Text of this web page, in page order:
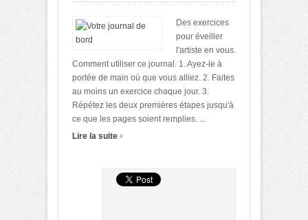
Des exercices
pour éveiller
l'artiste en vous.
Comment utiliser ce journal. 1. Ayez-le à
portée de main où que vous alliez. 2. Faites
au moins un exercice chaque jour. 3.
Répétez les deux premières étapes jusqu'à
ce que les pages soient remplies. ...
Lire la suite ›